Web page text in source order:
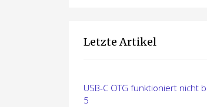
Letzte Artikel
USB-C OTG funktioniert nicht
5